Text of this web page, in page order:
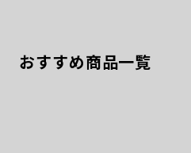
おすすめ商品一覧